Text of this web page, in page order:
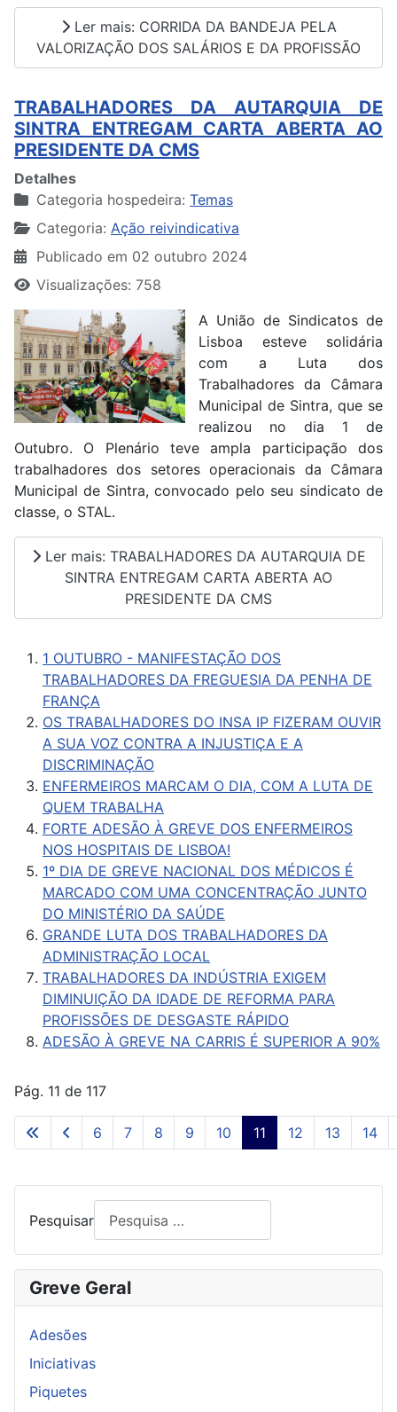
Ler mais: CORRIDA DA BANDEJA PELA
VALORIZAÇÃO DOS SALÁRIOS E DA PROFISSÃO
TRABALHADORES DA AUTARQUIA DE
SINTRA ENTREGAM CARTA ABERTA AO
PRESIDENTE DA CMS
Detalhes
Categoria hospedeira: Temas
Categoria: Ação reivindicativa
Publicado em 02 outubro 2024
Visualizações: 758
A União de Sindicatos de
Lisboa esteve solidária
com a Luta dos
Trabalhadores da Câmara
Municipal de Sintra, que se
realizou no dia 1 de
Outubro. O Plenário teve ampla participação dos
trabalhadores dos setores operacionais da Câmara
Municipal de Sintra, convocado pelo seu sindicato de
classe, o STAL.
Ler mais: TRABALHADORES DA AUTARQUIA DE
SINTRA ENTREGAM CARTA ABERTA AO
PRESIDENTE DA CMS
1 OUTUBRO - MANIFESTAÇÃO DOS
TRABALHADORES DA FREGUESIA DA PENHA DE
FRANÇA
OS TRABALHADORES DO INSA IP FIZERAM OUVIR
A SUA VOZ CONTRA A INJUSTIÇA E A
DISCRIMINAÇÃO
ENFERMEIROS MARCAM O DIA, COM A LUTA DE
QUEM TRABALHA
FORTE ADESÃO À GREVE DOS ENFERMEIROS
NOS HOSPITAIS DE LISBOA!
1º DIA DE GREVE NACIONAL DOS MÉDICOS É
MARCADO COM UMA CONCENTRAÇÃO JUNTO
DO MINISTÉRIO DA SAÚDE
GRANDE LUTA DOS TRABALHADORES DA
ADMINISTRAÇÃO LOCAL
TRABALHADORES DA INDÚSTRIA EXIGEM
DIMINUIÇÃO DA IDADE DE REFORMA PARA
PROFISSÕES DE DESGASTE RÁPIDO
ADESÃO À GREVE NA CARRIS É SUPERIOR A 90%
Pág. 11 de 117
6 7 8 9 10 11 12 13 14
Pesquisar
Greve Geral
Adesões
Iniciativas
Piquetes